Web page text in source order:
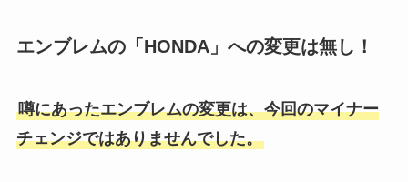
エンブレムの「HONDA」への変更は無し！
噂にあったエンブレムの変更は、今回のマイナー
チェンジではありませんでした。